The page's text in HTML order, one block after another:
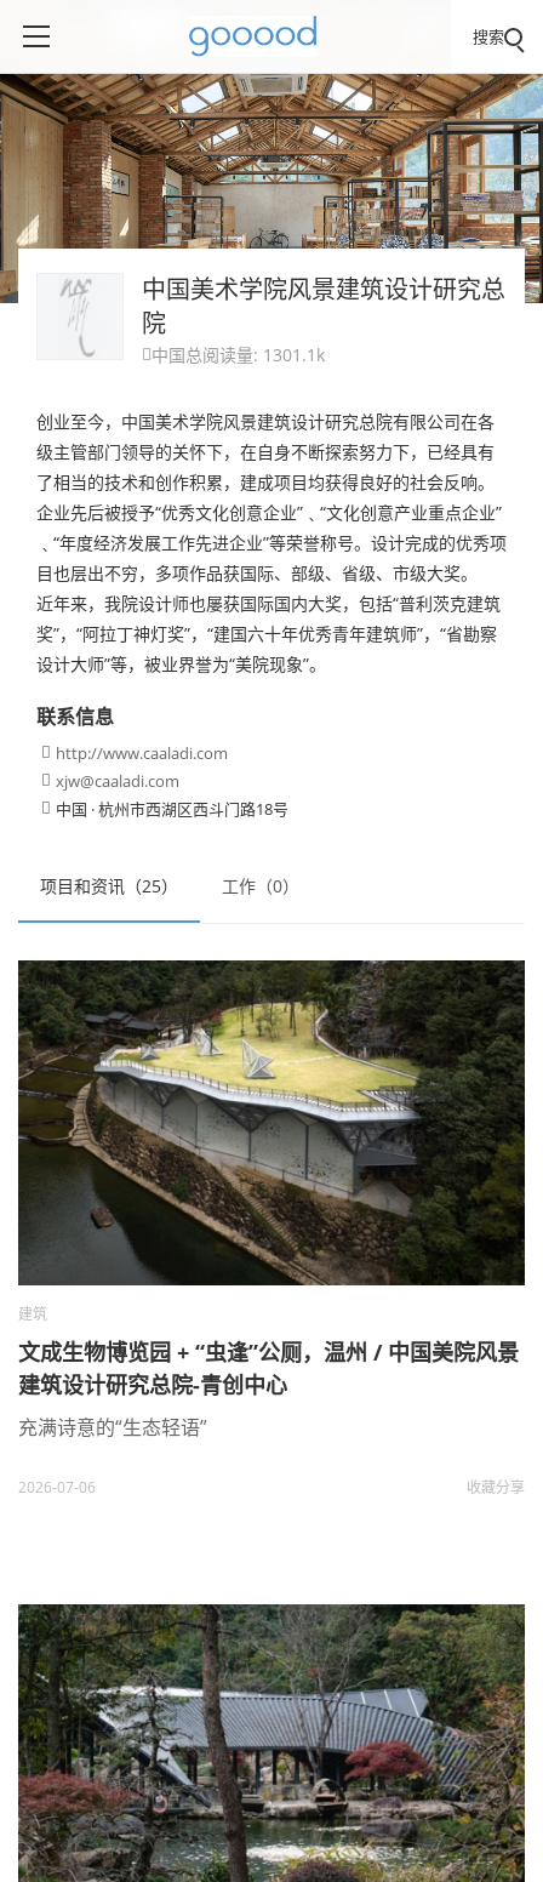
搜索
项目和资讯（25） 工作（0）
建筑
文成生物博览园 + “虫逢”公厕，温州 / 中国美院风景
建筑设计研究总院-青创中心
充满诗意的“生态轻语”
2026-07-06 收藏分享
中国美术学院风景建筑设计研究总
院
 中国总阅读量: 1301.1k
创业至今，中国美术学院风景建筑设计研究总院有限公司在各
级主管部门领导的关怀下，在自身不断探索努力下，已经具有
了相当的技术和创作积累，建成项目均获得良好的社会反响。
企业先后被授予“优秀文化创意企业”﹑“文化创意产业重点企业”
﹑“年度经济发展工作先进企业”等荣誉称号。设计完成的优秀项
目也层出不穷，多项作品获国际、部级、省级、市级大奖。
近年来，我院设计师也屡获国际国内大奖，包括“普利茨克建筑
奖”，“阿拉丁神灯奖”，“建国六十年优秀青年建筑师”，“省勘察
设计大师”等，被业界誉为“美院现象”。
联系信息
 http://www.caaladi.com
 xjw@caaladi.com
 中国 · 杭州市西湖区西斗门路18号